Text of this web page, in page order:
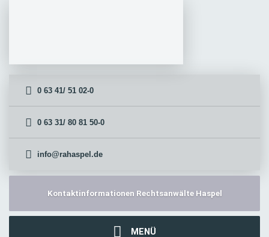
0 63 41/ 51 02-0
0 63 31/ 80 81 50-0
info@rahaspel.de
Kontaktinformationen Rechtsanwälte Haspel
MENÜ